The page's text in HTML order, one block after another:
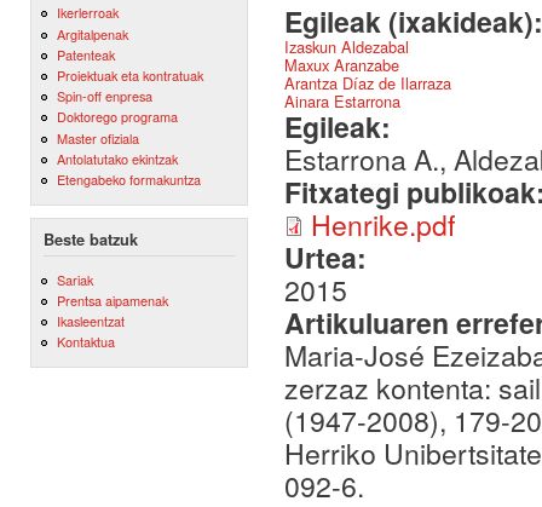
Ikerlerroak
Argitalpenak
Patenteak
Proiektuak eta kontratuak
Spin-off enpresa
Doktorego programa
Master ofiziala
Antolatutako ekintzak
Etengabeko formakuntza
Beste batzuk
Sariak
Prentsa aipamenak
Ikasleentzat
Kontaktua
Egileak
Izaskun Aldezabal
Maxux Aranzabe
Arantza Díaz de Ilarraza
Ainara Estarrona
Egileak:
Estarrona A.,
Fitxategi
Henrike.pdf
Urtea:
2015
Artikuluaren
Maria-José
zerzaz kontenta:
(1947-2008), 179-
Herriko
092-6.